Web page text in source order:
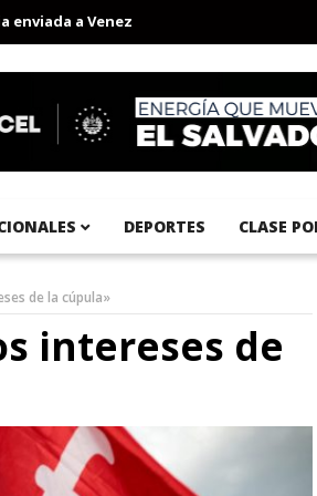
a Venezuela Aeropuerto
DEPORTES CLASE
de la cúpula»
intereses de